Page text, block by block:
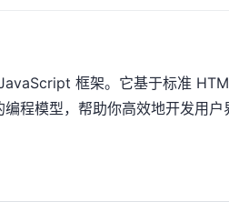
框架。它基于标准
程模型，帮助你高效地开发用